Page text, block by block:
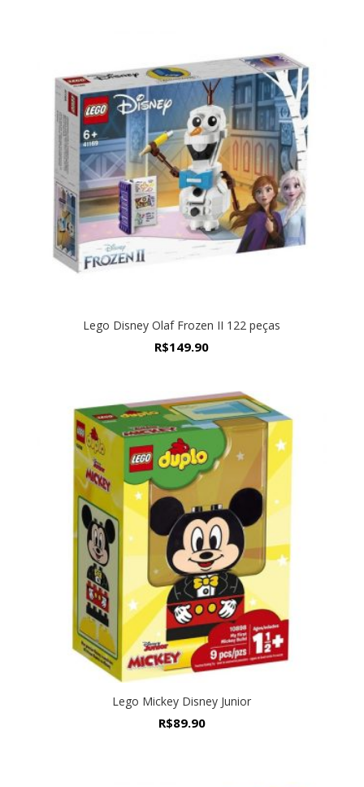
Lego Disney Olaf Frozen II 122 peças
R$149.90
Lego Mickey Disney Junior
R$89.90